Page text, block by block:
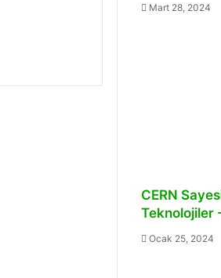
Mart 28, 2024
CERN
Teknolojiler
Ocak 25, 2024